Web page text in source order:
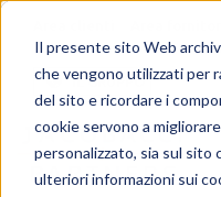
Il presente sito Web
che vengono utilizzati per
del sito e ricordare i
cookie servono a
personalizzato, sia sul
ulteriori informazioni sui
IL GRUPPO